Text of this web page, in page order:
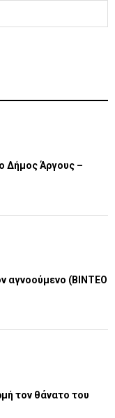
Δήμος Άργους –
αγνοούμενο (ΒΙΝΤΕΟ
τον θάνατο του